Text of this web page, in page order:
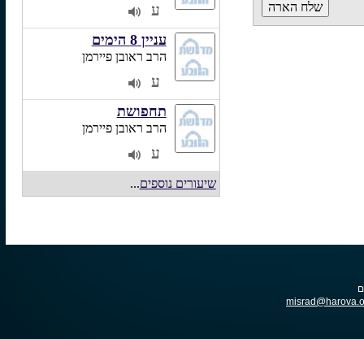
ע 2
עניין 8 הימים
הרב ראובן פיירמן
ע 2
תחפושת
הרב ראובן פיירמן
ע 2
שיעורים נוספים...